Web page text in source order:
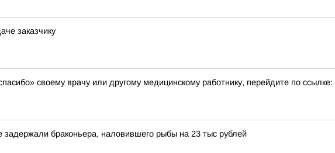
заказчику
своему врачу или другому медицинскому работнику, перейдите по ссылке:
задержали браконьера, наловившего рыбы на 23 тыс рублей